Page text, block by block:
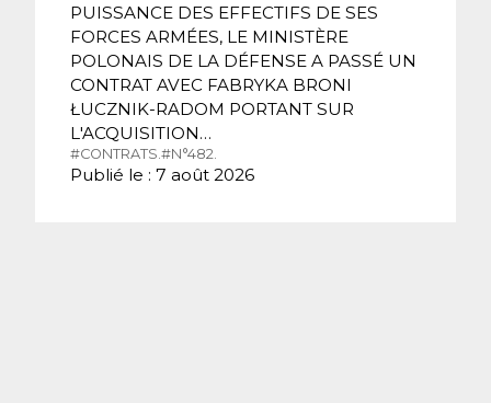
PUISSANCE DES EFFECTIFS DE SES
FORCES ARMÉES, LE MINISTÈRE
POLONAIS DE LA DÉFENSE A PASSÉ UN
CONTRAT AVEC FABRYKA BRONI
ŁUCZNIK-RADOM PORTANT SUR
L'ACQUISITION…
#CONTRATS. #N°482.
Publié le : 7 août 2026